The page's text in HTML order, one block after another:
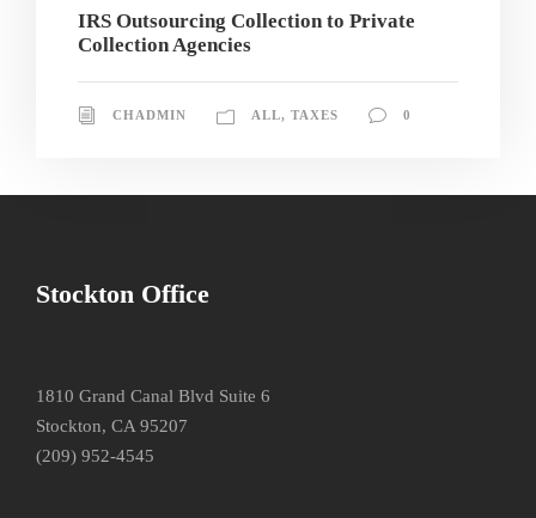
IRS Outsourcing Collection to Private
Collection Agencies
CHADMIN ALL, TAXES 0
Stockton Office
1810 Grand Canal Blvd Suite 6
Stockton, CA 95207
(209) 952-4545